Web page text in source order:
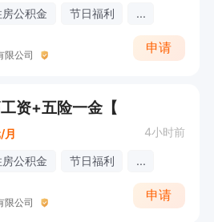
房公积金 节日福利 ...
限公司
申请
资+五险一金【
月 4小时前
房公积金 节日福利 ...
限公司
申请